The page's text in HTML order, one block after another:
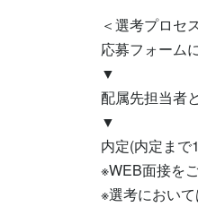
＜選考プロセ
応募フォーム
▼
配属先担当者
▼
内定(内定まで
※WEB面接を
※選考におい